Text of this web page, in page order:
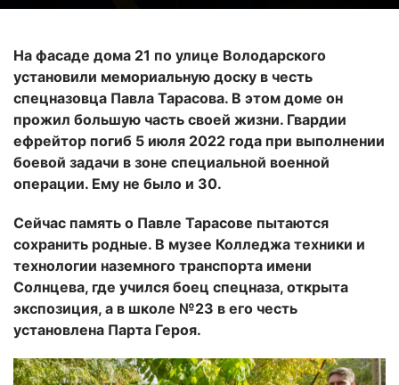
На фасаде дома 21 по улице Володарского
установили мемориальную доску в честь
спецназовца Павла Тарасова. В этом доме он
прожил большую часть своей жизни. Гвардии
ефрейтор погиб 5 июля 2022 года при выполнении
боевой задачи в зоне специальной военной
операции. Ему не было и 30.
Сейчас память о Павле Тарасове пытаются
сохранить родные. В музее Колледжа техники и
технологии наземного транспорта имени
Солнцева, где учился боец спецназа, открыта
экспозиция, а в школе №23 в его честь
установлена Парта Героя.